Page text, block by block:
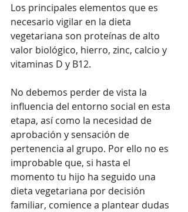
Los principales elementos que es
necesario vigilar en la dieta
vegetariana son proteínas de alto
valor biológico, hierro, zinc, calcio y
vitaminas D y B12.
No debemos perder de vista la
influencia del entorno social en esta
etapa, así como la necesidad de
aprobación y sensación de
pertenencia al grupo. Por ello no es
improbable que, si hasta el
momento tu hijo ha seguido una
dieta vegetariana por decisión
familiar, comience a plantear dudas